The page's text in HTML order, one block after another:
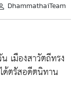
DhammathaiTeam
เมืองสาวัตถีทรง
ด้ตรัสอดีตนิทาน